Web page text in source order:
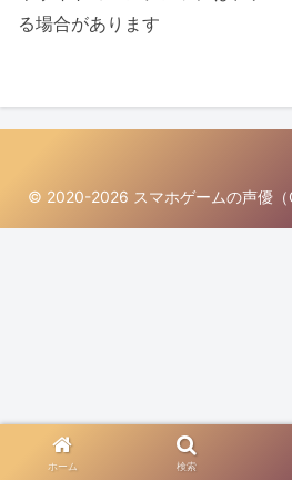
る場合があります
© 2020-2026 スマホゲームの声優（
ホーム 検索